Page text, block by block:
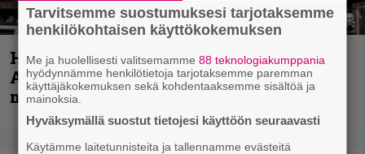
Hellsinki Metal Festival kuvina, osa 1 –
Accept, Carcass, Black Label Society ja
muita avauspäivän esiintyjiä
Tarvitsemme suostumuksesi tarjotaksemme
henkilökohtaisen käyttökokemuksen
Me ja huolellisesti valitsemamme88 teknologiakumppania
hyödynnämme henkilötietoja tarjotaksemme paremman
käyttäjäkokemuksen sekä kohdentaaksemme sisältöä ja
mainoksia.
Hyväksymällä suostut tietojesi käyttöön seuraavasti
Käytämme laitetunnisteita ja tallennamme evästeitä